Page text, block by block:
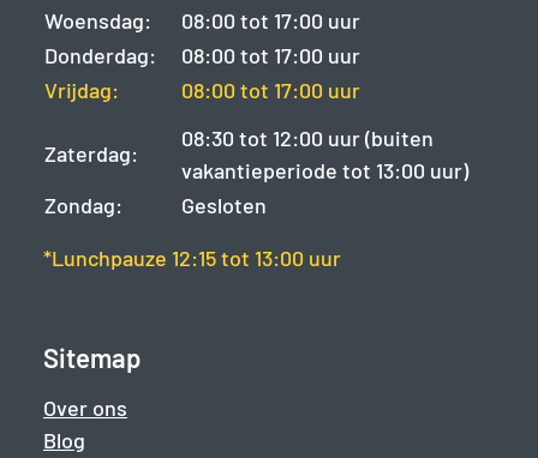
Woensdag:
08:00 tot 17:00 uur
Donderdag:
08:00 tot 17:00 uur
Vrijdag:
08:00 tot 17:00 uur
Zaterdag:
08:30 tot 12:00 uur (buiten
vakantieperiode tot 13:00 uur)
Zondag:
Gesloten
*Lunchpauze 12:15 tot 13:00 uur
Sitemap
Over ons
Blog